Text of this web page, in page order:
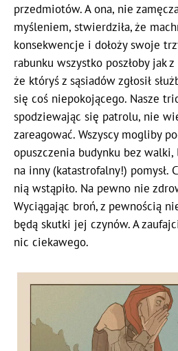
przedmiotów. A ona, nie
myśleniem, stwierdziła, że
konsekwencje i dołoży swoje
rabunku wszystko poszłoby jak
że któryś z sąsiadów zgłosił
się coś niepokojącego. Nasze
spodziewając się patrolu, nie
zareagować. Wszyscy mogliby
opuszczenia budynku bez walki,
na inny (katastrofalny!) pomysł.
nią wstąpiło. Na pewno nie
Wyciągając broń, z pewnością
będą skutki jej czynów. A
nic ciekawego.